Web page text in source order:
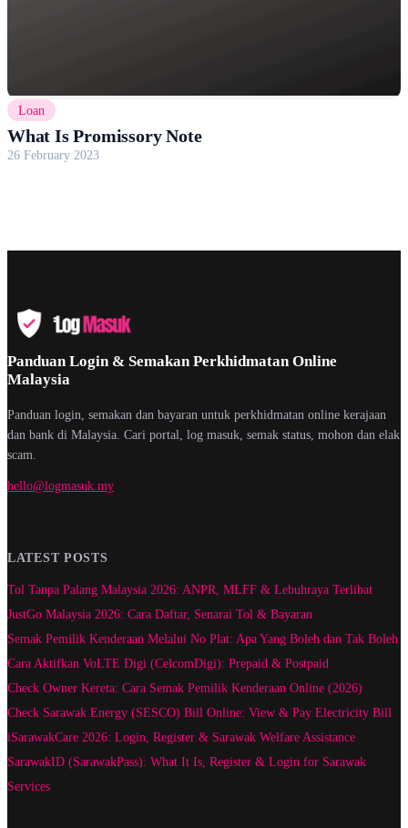
Loan
What Is Promissory Note
26 February 2023
Panduan Login & Semakan Perkhidmatan Online
Malaysia
Panduan login, semakan dan bayaran untuk perkhidmatan online kerajaan
dan bank di Malaysia. Cari portal, log masuk, semak status, mohon dan elak
scam.
hello@logmasuk.my
LATEST POSTS
Tol Tanpa Palang Malaysia 2026: ANPR, MLFF & Lebuhraya Terlibat
JustGo Malaysia 2026: Cara Daftar, Senarai Tol & Bayaran
Semak Pemilik Kenderaan Melalui No Plat: Apa Yang Boleh dan Tak Boleh
Cara Aktifkan VoLTE Digi (CelcomDigi): Prepaid & Postpaid
Check Owner Kereta: Cara Semak Pemilik Kenderaan Online (2026)
Check Sarawak Energy (SESCO) Bill Online: View & Pay Electricity Bill
iSarawakCare 2026: Login, Register & Sarawak Welfare Assistance
SarawakID (SarawakPass): What It Is, Register & Login for Sarawak
Services